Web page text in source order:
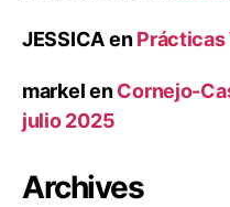
JESSICAenPrácticas
markelenCornejo-
julio 2025
Archives